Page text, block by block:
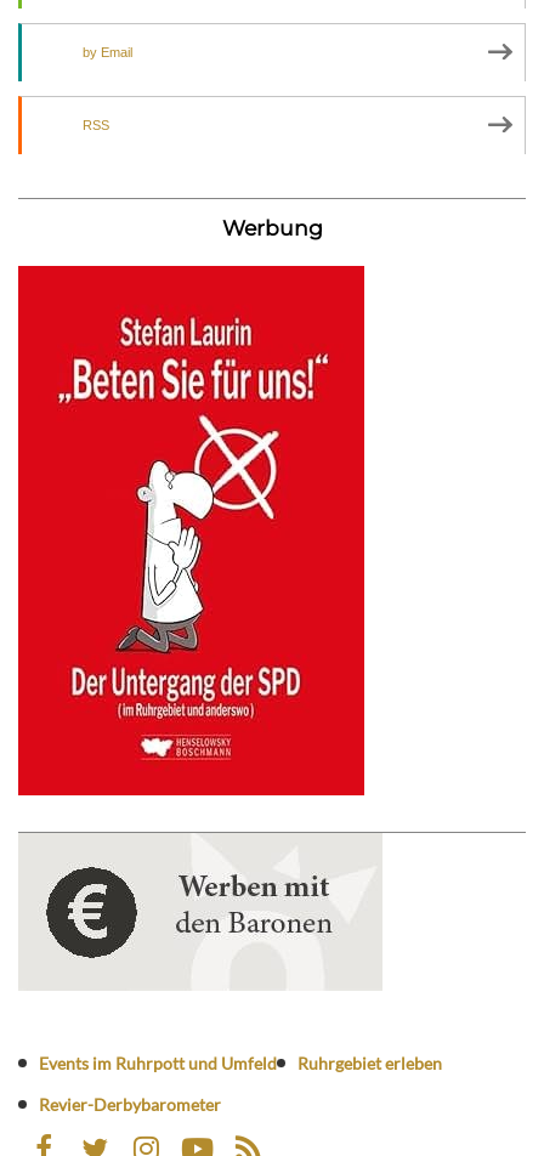
by Email
RSS
Werbung
Events im Ruhrpott und Umfeld
Ruhrgebiet erleben
Revier-Derbybarometer